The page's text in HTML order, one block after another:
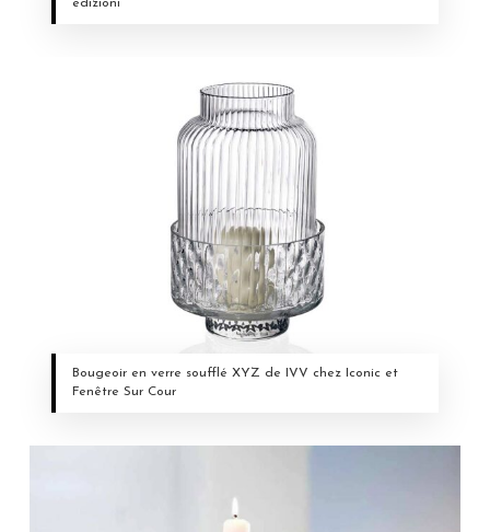
edizioni
Bougeoir en verre soufflé XYZ de IVV chez Iconic et
Fenêtre Sur Cour